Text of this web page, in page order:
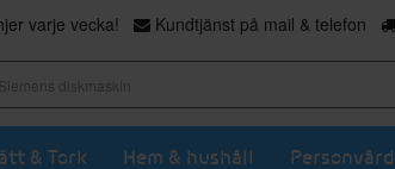
varje vecka! Kundtjänst på mail & telefon
& Tork Hem & hushåll Personvård